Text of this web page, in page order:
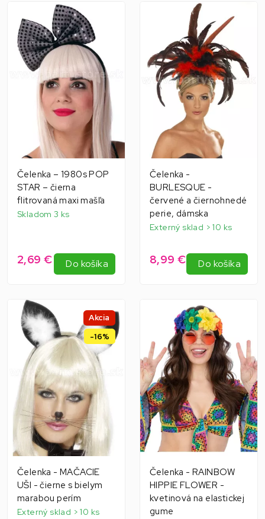
Čelenka – 1980s POP
STAR – čierna
flitrovaná maxi mašľa
Skladom 3 ks
2,69 € Do košíka
Čelenka -
BURLESQUE -
červené a čiernohnedé
perie, dámska
Externý sklad > 10 ks
8,99 € Do košíka
Akcia
-16%
Čelenka - MAČACIE
UŠI - čierne s bielym
marabou perím
Externý sklad > 10 ks
Čelenka - RAINBOW
HIPPIE FLOWER -
kvetinová na elastickej
gume